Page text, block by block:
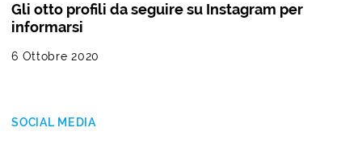
Gli otto profili da seguire su Instagram per
informarsi
6 Ottobre 2020
SOCIAL MEDIA